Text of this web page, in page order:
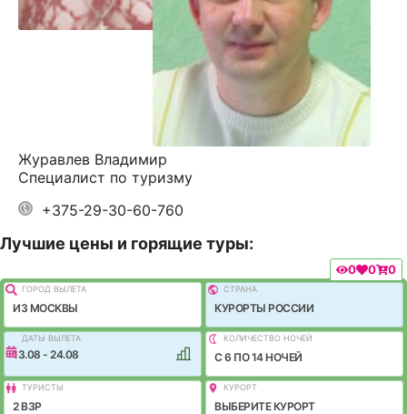
Журавлев Владимир
Специалист по туризму
+375-29-30-60-760
Лучшие цены и горящие туры:
0 0 0
ГОРОД ВЫЛEТА
ИЗ МОСКВЫ
СТРАНА
КУРОРТЫ РОССИИ
ДАТЫ ВЫЛЕТА
13.08 - 24.08
КОЛИЧЕСТВО НОЧЕЙ
C 6 ПО 14 НОЧЕЙ
ТУРИСТЫ
2 ВЗР
КУРОРТ
ВЫБЕРИТЕ КУРОРТ